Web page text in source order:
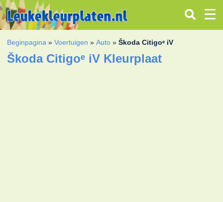
Beginpagina »Voertuigen »Auto »Škoda Citigoᵉ iV
Škoda Citigoᵉ iV Kleurplaat